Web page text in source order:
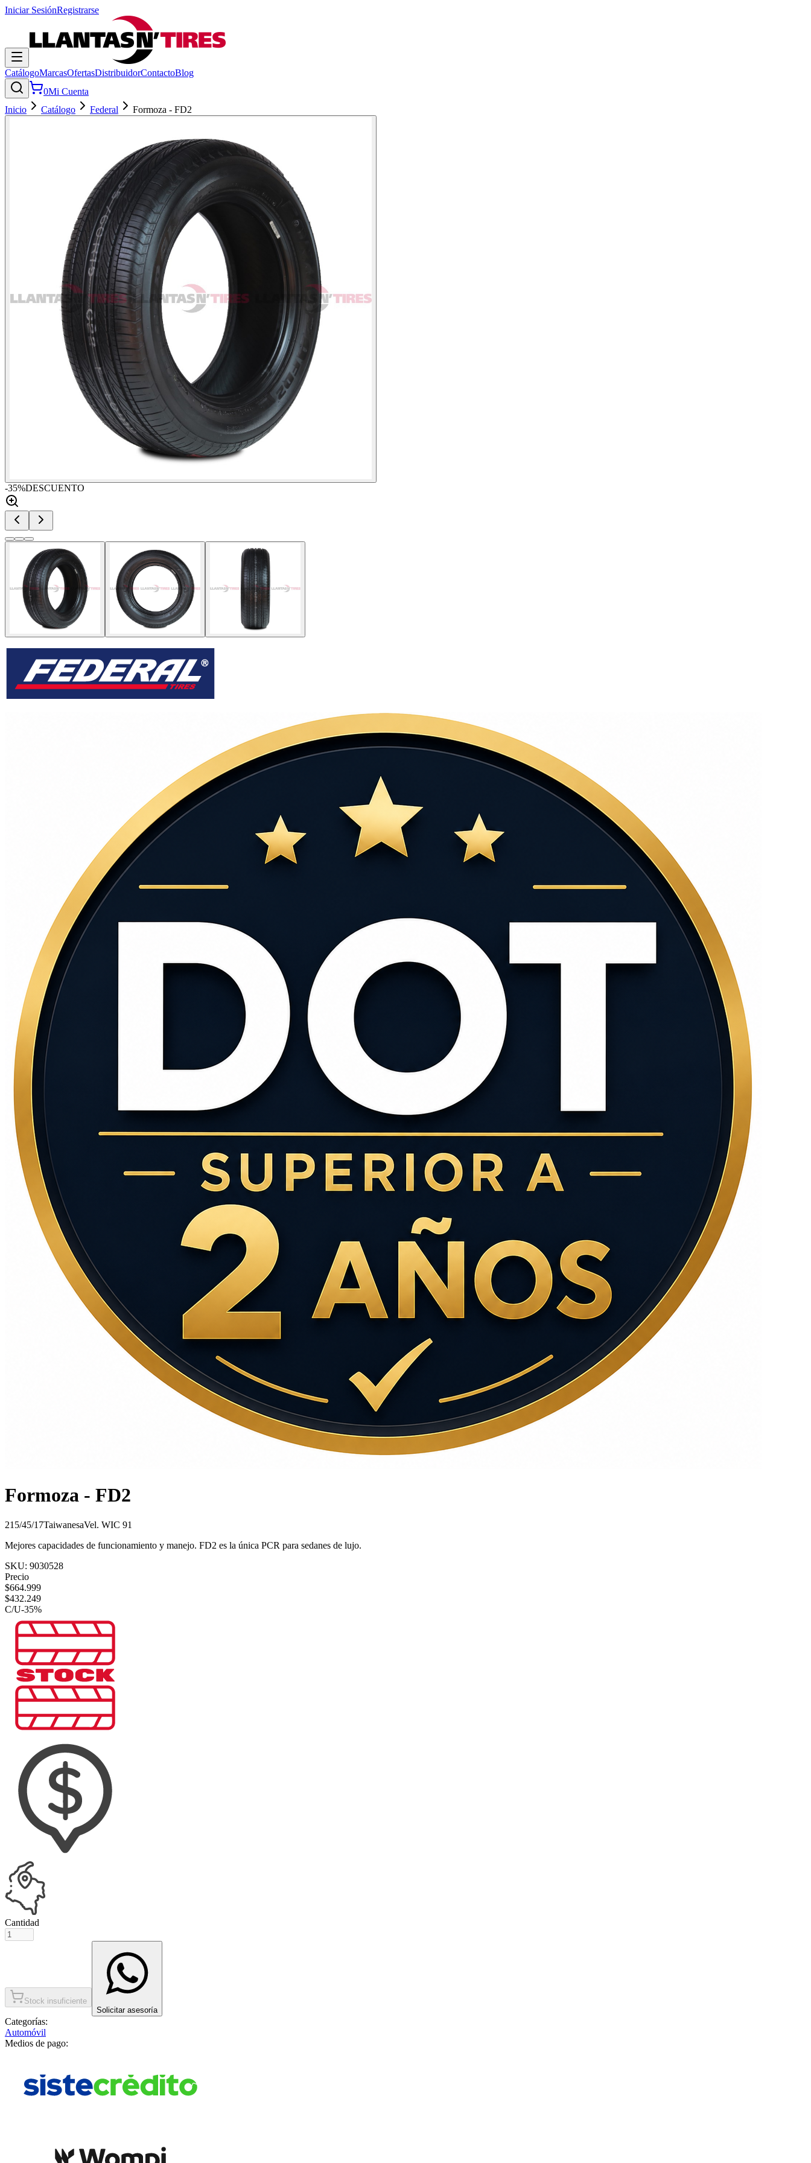
Iniciar SesiónRegistrarse
CatálogoMarcasOfertasDistribuidorContactoBlog
0Mi Cuenta
Inicio
Catálogo Federal Formoza - FD2
-35%DESCUENTO
Formoza - FD2
215/45/17TaiwanesaVel. WIC 91
Mejores capacidades de funcionamiento y manejo. FD2 es la única PCR para sedanes de lujo.
SKU: 9030528
Precio
$664.999
$432.249
C/U-35%
Cantidad
Stock insuficiente
Solicitar asesoría
Categorías:
Automóvil
Medios de pago: